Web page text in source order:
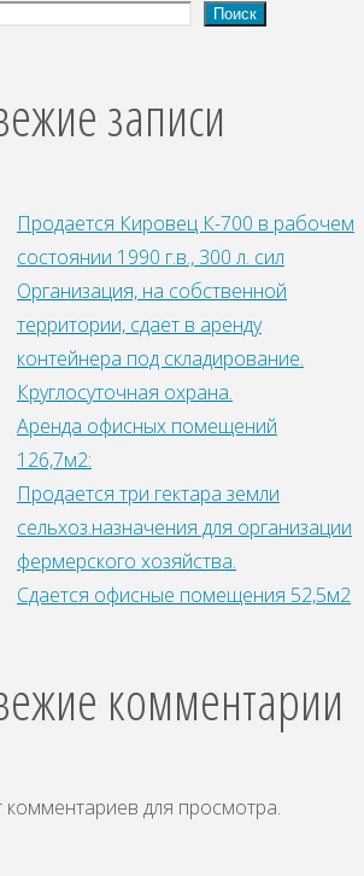
Поиск
записи
Продается Кировец К-700 в рабочем
состоянии 1990 г.в., 300 л. сил
Организация, на собственной
территории, сдает в аренду
контейнера под складирование.
Круглосуточная охрана.
Аренда офисных помещений
126,7м2:
Продается три гектара земли
сельхоз.назначения для организации
фepмepcкoгo xoзяйства.
Сдается офисные помещения 52,5м2
комментарии
комментариев для просмотра.